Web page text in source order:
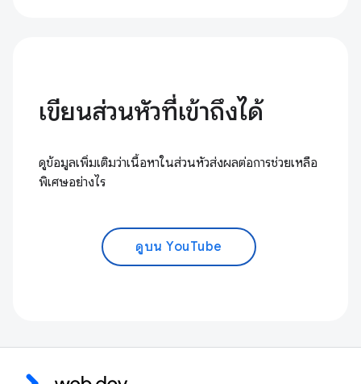
เขียนส่วนหัวที่เข้าถึงได้
ดูข้อมูลเพิ่มเติมว่าเนื้อหาในส่วนหัวส่งผลต่อการช่วยเหลือ
พิเศษอย่างไร
ดูบน YouTube